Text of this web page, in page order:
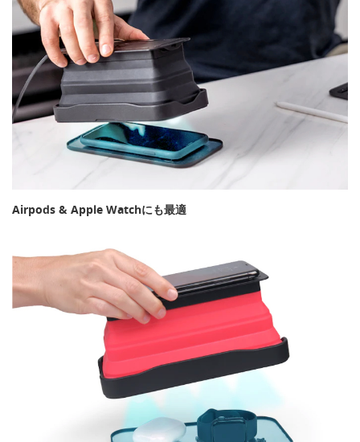
Airpods & Apple Watchにも最適